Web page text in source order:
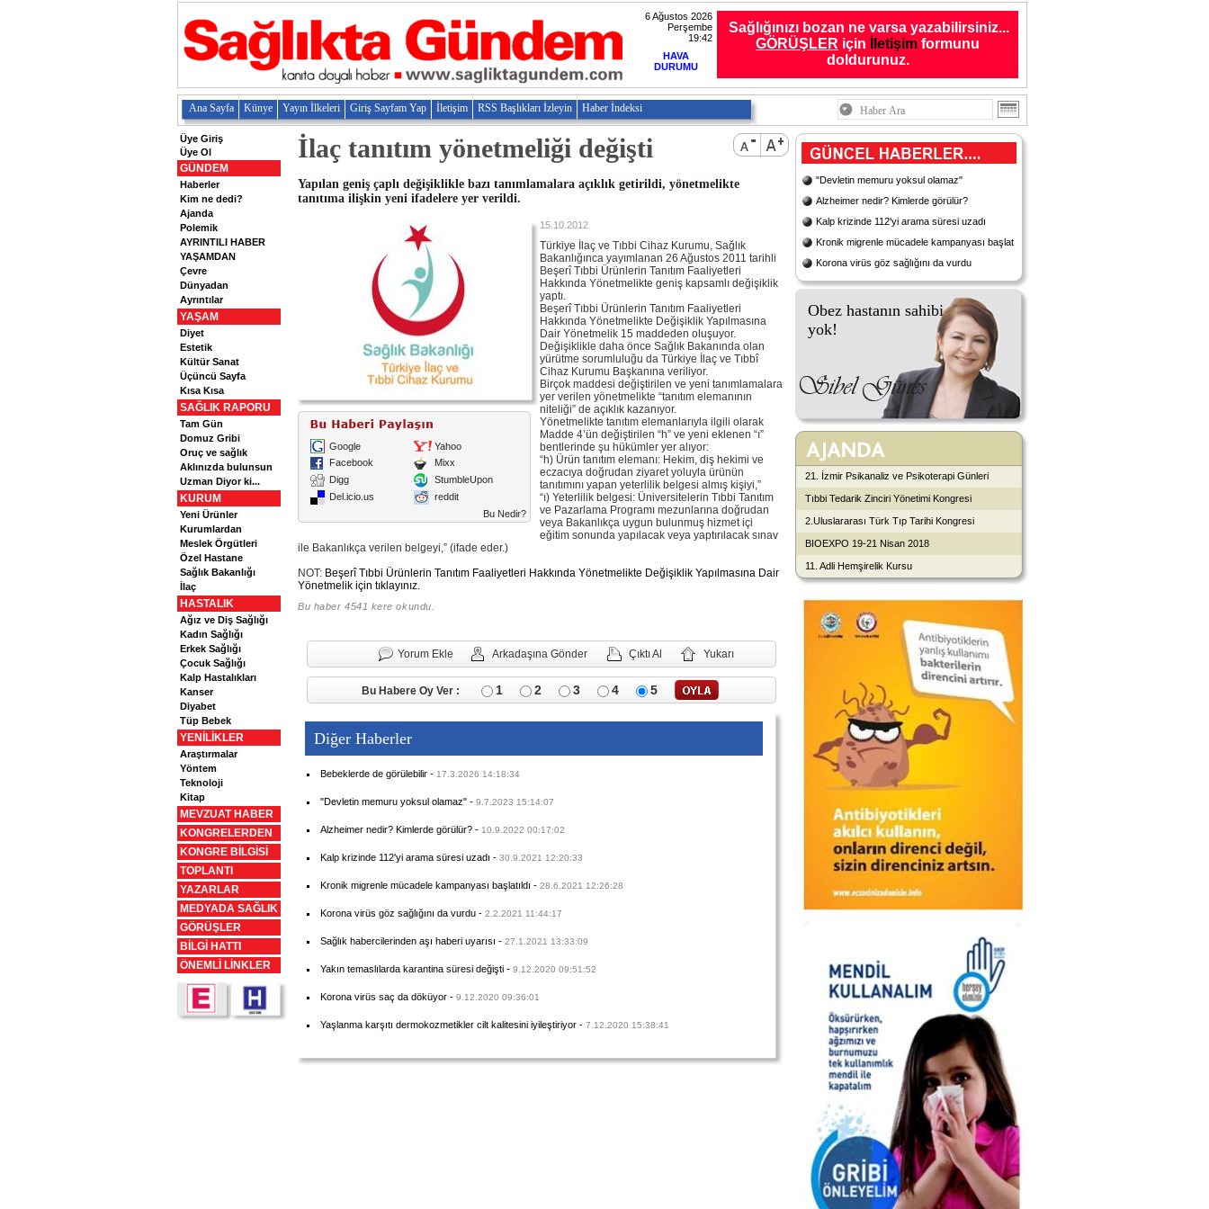
Sağlığınızı bozan ne varsa yazabilirsiniz...
GÖRÜŞLER için İletişim formunu
doldurunuz.
6 Ağustos 2026
Perşembe
19:42
HAVA
DURUMU
Ana Sayfa Künye Yayın İlkeleri Giriş Sayfam Yap İletişim RSS Başlıkları İzleyin Haber İndeksi
Üye Giriş
Üye Ol
GÜNDEM
Haberler
Kim ne dedi?
Ajanda
Polemik
AYRINTILI HABER
YAŞAMDAN
Çevre
Dünyadan
Ayrıntılar
YAŞAM
Diyet
Estetik
Kültür Sanat
Üçüncü Sayfa
Kısa Kısa
SAĞLIK RAPORU
Tam Gün
Domuz Gribi
Oruç ve sağlık
Aklınızda bulunsun
Uzman Diyor ki...
KURUM
Yeni Ürünler
Kurumlardan
Meslek Örgütleri
Özel Hastane
Sağlık Bakanlığı
İlaç
HASTALIK
Ağız ve Diş Sağlığı
Kadın Sağlığı
Erkek Sağlığı
Çocuk Sağlığı
Kalp Hastalıkları
Kanser
Diyabet
Tüp Bebek
YENİLİKLER
Araştırmalar
Yöntem
Teknoloji
Kitap
MEVZUAT HABER
KONGRELERDEN
KONGRE BİLGİSİ
TOPLANTI
YAZARLAR
MEDYADA SAĞLIK
GÖRÜŞLER
BİLGİ HATTI
ÖNEMLİ LİNKLER
İlaç tanıtım yönetmeliği değişti
Yapılan geniş çaplı değişiklikle bazı tanımlamalara açıklık getirildi, yönetmelikte
tanıtıma ilişkin yeni ifadelere yer verildi.
Google
Yahoo
Facebook
Mixx
Digg
StumbleUpon
Del.icio.us
reddit
Bu Nedir?
15.10.2012
Türkiye İlaç ve Tıbbi Cihaz Kurumu, Sağlık
Bakanlığınca yayımlanan 26 Ağustos 2011 tarihli
Beşerî Tıbbi Ürünlerin Tanıtım Faaliyetleri
Hakkında Yönetmelikte geniş kapsamlı değişiklik
yaptı.
Beşerî Tıbbi Ürünlerin Tanıtım Faaliyetleri
Hakkında Yönetmelikte Değişiklik Yapılmasına
Dair Yönetmelik 15 maddeden oluşuyor.
Değişiklikle daha önce Sağlık Bakanında olan
yürütme sorumluluğu da Türkiye İlaç ve Tıbbî
Cihaz Kurumu Başkanına veriliyor.
Birçok maddesi değiştirilen ve yeni tanımlamalara
yer verilen yönetmelikte “tanıtım elemanının
niteliği” de açıklık kazanıyor.
Yönetmelikte tanıtım elemanlarıyla ilgili olarak
Madde 4’ün değiştirilen “h” ve yeni eklenen “ı”
bentlerinde şu hükümler yer alıyor:
“h) Ürün tanıtım elemanı: Hekim, diş hekimi ve
eczacıya doğrudan ziyaret yoluyla ürünün
tanıtımını yapan yeterlilik belgesi almış kişiyi,”
“ı) Yeterlilik belgesi: Üniversitelerin Tıbbi Tanıtım
ve Pazarlama Programı mezunlarına doğrudan
veya Bakanlıkça uygun bulunmuş hizmet içi
eğitim sonunda yapılacak veya yaptırılacak sınav
ile Bakanlıkça verilen belgeyi,” (ifade eder.)
NOT: Beşerî Tıbbi Ürünlerin Tanıtım Faaliyetleri Hakkında Yönetmelikte Değişiklik Yapılmasına Dair
Yönetmelik için tıklayınız.
Bu haber 4541 kere okundu.
Yorum Ekle Arkadaşına Gönder Çıktı Al Yukarı
Bu Habere Oy Ver : 1 2 3 4 5
Diğer Haberler
Bebeklerde de görülebilir - 17.3.2026 14:18:34
"Devletin memuru yoksul olamaz" - 9.7.2023 15:14:07
Alzheimer nedir? Kimlerde görülür? - 10.9.2022 00:17:02
Kalp krizinde 112'yi arama süresi uzadı - 30.9.2021 12:20:33
Kronik migrenle mücadele kampanyası başlatıldı - 28.6.2021 12:26:28
Korona virüs göz sağlığını da vurdu - 2.2.2021 11:44:17
Sağlık habercilerinden aşı haberi uyarısı - 27.1.2021 13:33:09
Yakın temaslılarda karantina süresi değişti - 9.12.2020 09:51:52
Korona virüs saç da döküyor - 9.12.2020 09:36:01
Yaşlanma karşıtı dermokozmetikler cilt kalitesini iyileştiriyor - 7.12.2020 15:38:41
"Devletin memuru yoksul olamaz"
Alzheimer nedir? Kimlerde görülür?
Kalp krizinde 112'yi arama süresi uzadı
Kronik migrenle mücadele kampanyası başlatıldı
Korona virüs göz sağlığını da vurdu
Obez hastanın sahibi
yok!
21. İzmir Psikanaliz ve Psikoterapi Günleri
Tıbbi Tedarik Zinciri Yönetimi Kongresi
2.Uluslararası Türk Tıp Tarihi Kongresi
BIOEXPO 19-21 Nisan 2018
11. Adli Hemşirelik Kursu